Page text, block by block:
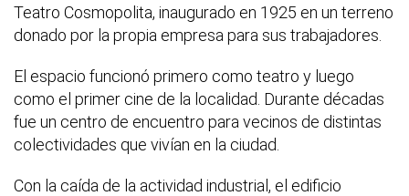
Teatro Cosmopolita, inaugurado en 1925 en un terreno
donado por la propia empresa para sus trabajadores.
El espacio funcionó primero como teatro y luego
como el primer cine de la localidad. Durante décadas
fue un centro de encuentro para vecinos de distintas
colectividades que vivían en la ciudad.
Con la caída de la actividad industrial, el edificio